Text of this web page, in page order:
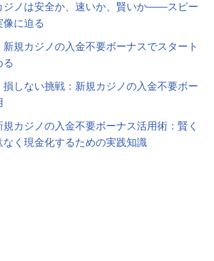
ジノは安全か、速いか、賢いか——スピー
像に迫る
規カジノの入金不要ボーナスでスタート
る
しない挑戦：新規カジノの入金不要ボー
カジノの入金不要ボーナス活用術：賢く
なく現金化するための実践知識